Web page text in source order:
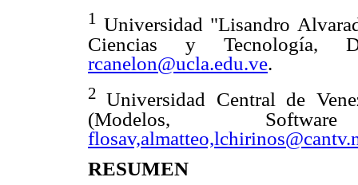
1 Universidad "Lisandro
Ciencias y Tecnología,
rcanelon@ucla.edu.ve.
2Universidad Central de
(Modelos,
RESUMEN